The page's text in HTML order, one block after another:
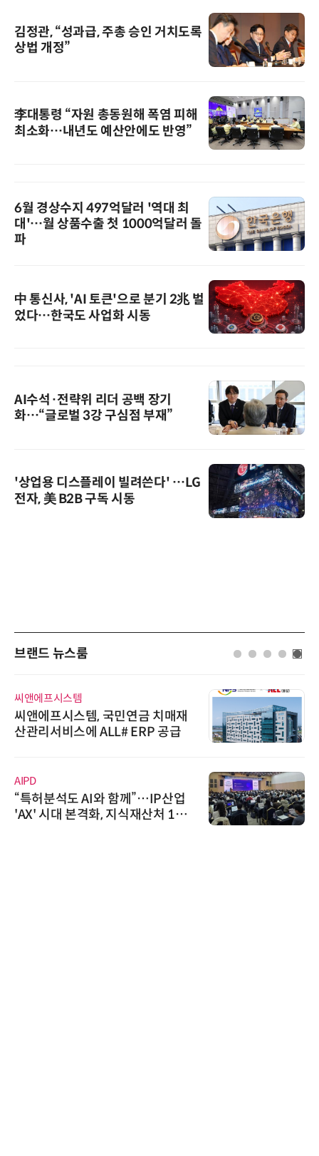
김정관, “성과급, 주총 승인 거치도록
상법 개정”
李대통령 “자원 총동원해 폭염 피해
최소화…내년도 예산안에도 반영”
6월 경상수지 497억달러 '역대 최
대'…월 상품수출 첫 1000억달러 돌
파
中 통신사, 'AI 토큰'으로 분기 2兆 벌
었다…한국도 사업화 시동
AI수석·전략위 리더 공백 장기
화…“글로벌 3강 구심점 부재”
'상업용 디스플레이 빌려쓴다' …LG
전자, 美 B2B 구독 시동
브랜드 뉴스룸
씨앤에프시스템
씨앤에프시스템, 국민연금 치매재
산관리서비스에 ALL# ERP 공급
AIPD
“특허분석도 AI와 함께”…IP산업
'AX' 시대 본격화, 지식재산처 1호